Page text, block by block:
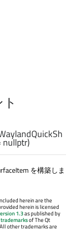
を構築しま
herein are the
herein is licensed
1.3as published by
trademarksof The Qt
other trademarks are